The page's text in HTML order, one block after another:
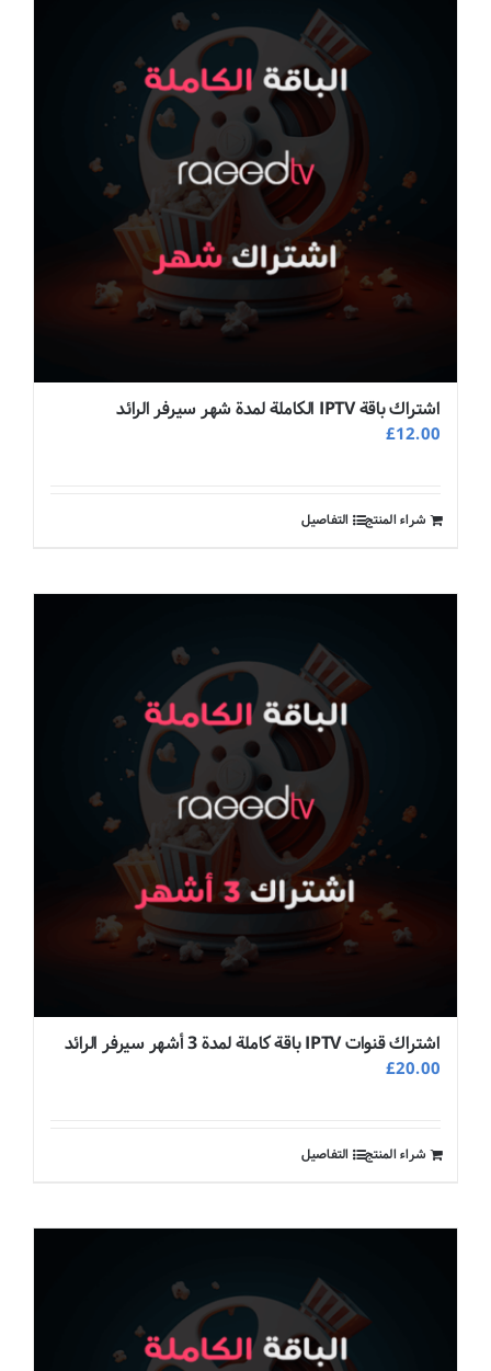
اشتراك باقة IPTV الكاملة لمدة شهر سيرفر الرائد
£12.00
شراء المنتج التفاصيل
اشتراك قنوات IPTV باقة كاملة لمدة 3 أشهر سيرفر الرائد
£20.00
شراء المنتج التفاصيل